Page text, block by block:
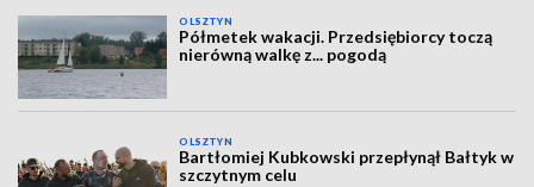
OLSZTYN
Półmetek wakacji. Przedsiębiorcy toczą
nierówną walkę z... pogodą
OLSZTYN
Bartłomiej Kubkowski przepłynął Bałtyk w
szczytnym celu